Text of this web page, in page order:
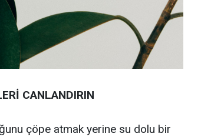
CANLANDIRIN
çöpe atmak yerine su dolu bir